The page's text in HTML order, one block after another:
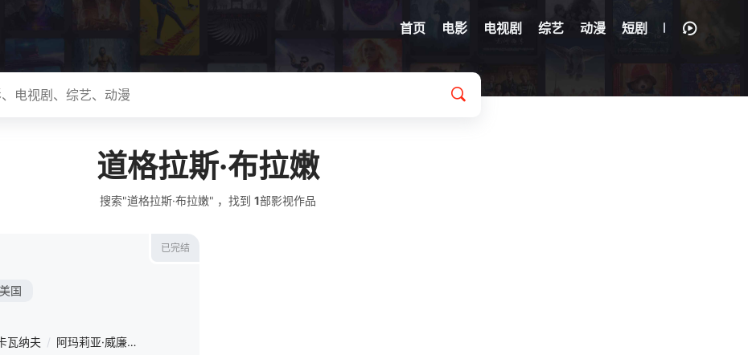
首页 电影 电视剧 综艺 动漫 短剧
道格拉斯·布拉嫩
搜索"道格拉斯·布拉嫩" ，找到 1部影视作品
已完结
美国
瓦纳夫 / 阿玛莉亚·威廉姆森